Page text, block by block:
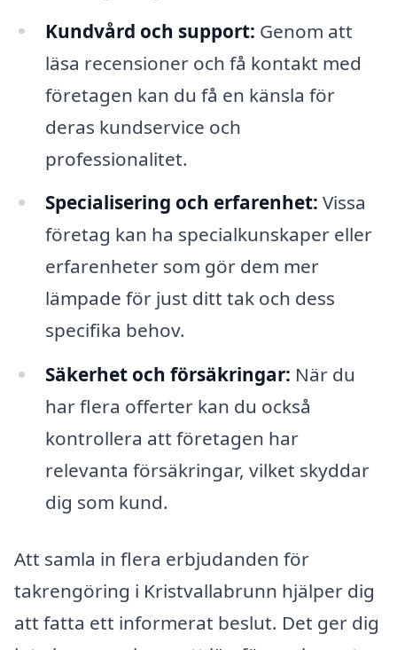
Kundvård och support: Genom att
läsa recensioner och få kontakt med
företagen kan du få en känsla för
deras kundservice och
professionalitet.
Specialisering och erfarenhet: Vissa
företag kan ha specialkunskaper eller
erfarenheter som gör dem mer
lämpade för just ditt tak och dess
specifika behov.
Säkerhet och försäkringar: När du
har flera offerter kan du också
kontrollera att företagen har
relevanta försäkringar, vilket skyddar
dig som kund.
Att samla in flera erbjudanden för
takrengöring i Kristvallabrunn hjälper dig
att fatta ett informerat beslut. Det ger dig